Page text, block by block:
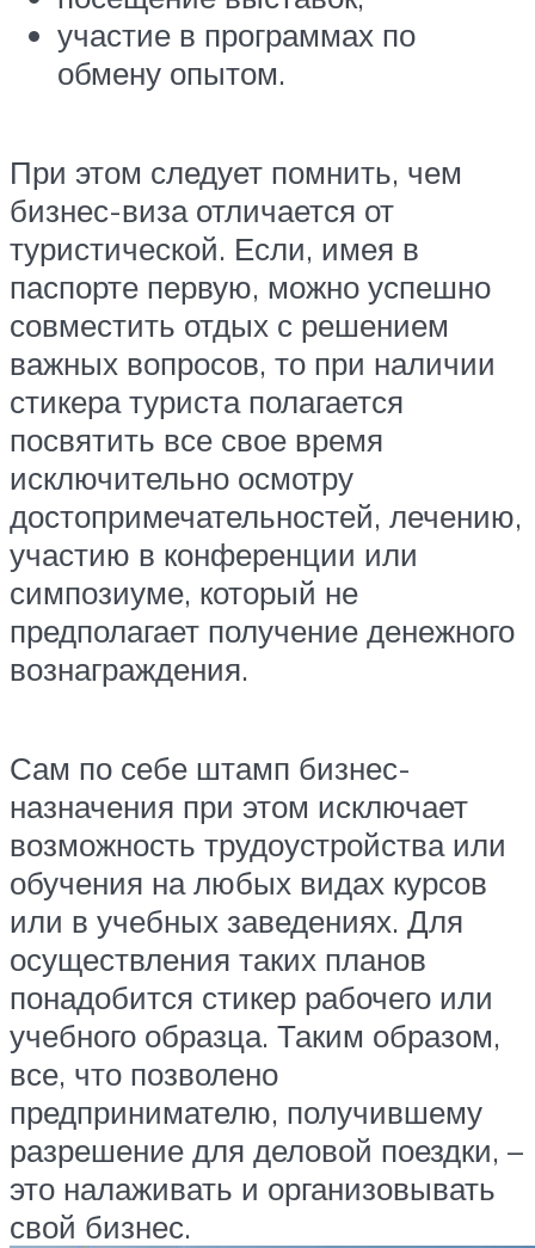
участие в программах по
обмену опытом.
При этом следует помнить, чем
бизнес-виза отличается от
туристической. Если, имея в
паспорте первую, можно успешно
совместить отдых с решением
важных вопросов, то при наличии
стикера туриста полагается
посвятить все свое время
исключительно осмотру
достопримечательностей, лечению,
участию в конференции или
симпозиуме, который не
предполагает получение денежного
вознаграждения.
Сам по себе штамп бизнес-
назначения при этом исключает
возможность трудоустройства или
обучения на любых видах курсов
или в учебных заведениях. Для
осуществления таких планов
понадобится стикер рабочего или
учебного образца. Таким образом,
все, что позволено
предпринимателю, получившему
разрешение для деловой поездки, –
это налаживать и организовывать
свой бизнес.